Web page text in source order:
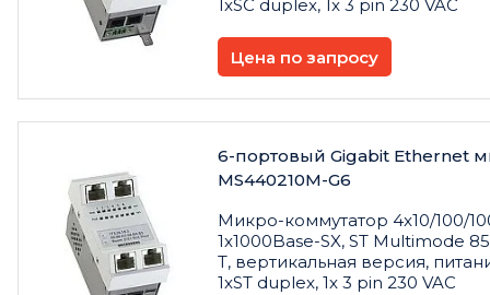
1xSC duplex, 1x 3 pin 230 VAC
Цена по запросу
6-портовый Gigabit Ethernet
MS440210M-G6
Микро-коммутатор 4x10/100/
1x1000Base-SX, ST Multimode
T, вертикальная версия,
1xST duplex, 1x 3 pin 230 VAC